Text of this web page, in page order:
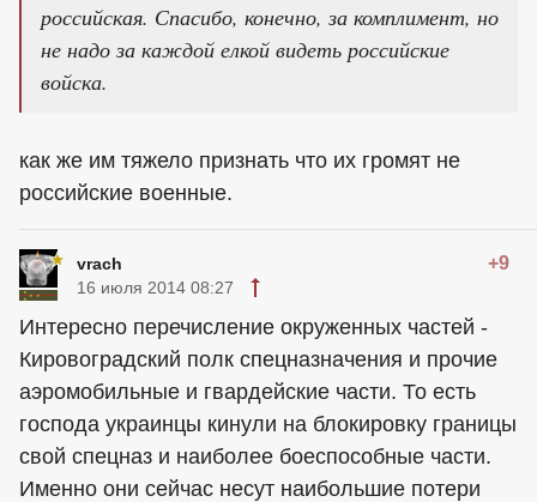
российская. Спасибо, конечно, за комплимент, но
не надо за каждой елкой видеть российские
войска.
как же им тяжело признать что их громят не
российские военные.
vrach +9
16 июля 2014 08:27
Интересно перечисление окруженных частей -
Кировоградский полк спецназначения и прочие
аэромобильные и гвардейские части. То есть
господа украинцы кинули на блокировку границы
свой спецназ и наиболее боеспособные части.
Именно они сейчас несут наибольшие потери